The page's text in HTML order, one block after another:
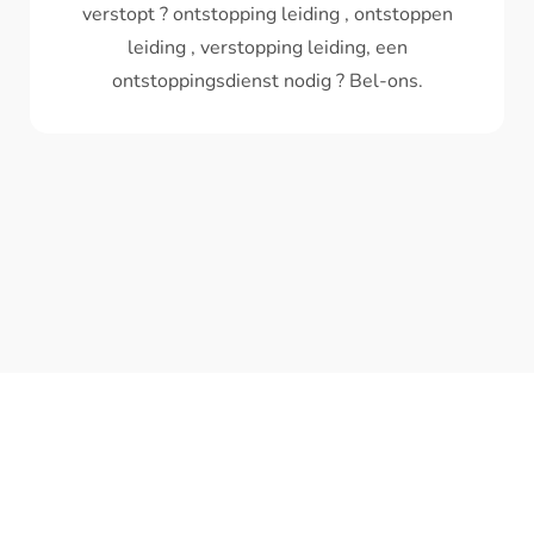
verstopt , een ontstoppingsdienst nodig ?
Bel - ons ? V.A 119€